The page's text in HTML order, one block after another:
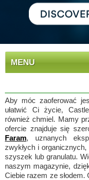
MENU
Aby móc zaoferować
ułatwić Ci życie,
również chmiel. Mamy
ofercie znajduje się
Faram, uznanych
zwykłych i
szyszek lub granulatu.
naszym magazynie,
Ciebie razem ze